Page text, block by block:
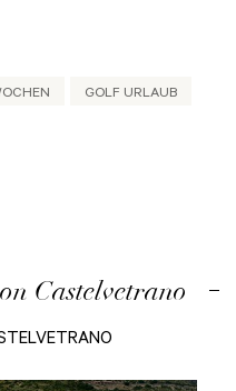
GOLF URLAUB
Castelvetrano